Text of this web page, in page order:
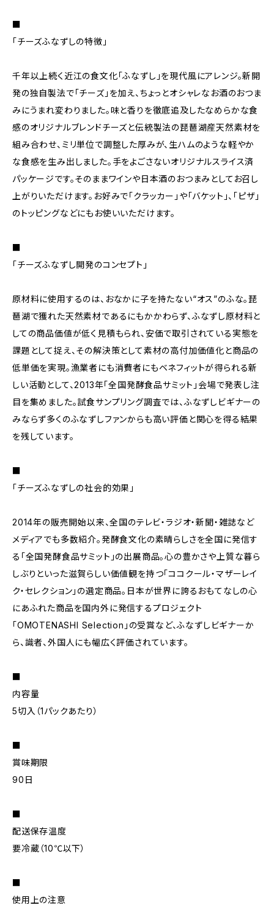
■
「チーズふなずしの特徴」
千年以上続く近江の食文化「ふなずし」を現代風にアレンジ。新開
発の独自製法で「チーズ」を加え、ちょっとオシャレなお酒のおつま
みにうまれ変わりました。味と香りを徹底追及したなめらかな食
感のオリジナルブレンドチーズと伝統製法の琵琶湖産天然素材を
組み合わせ、ミリ単位で調整した厚みが、生ハムのような軽やか
な食感を生み出しました。手をよごさないオリジナルスライス済
パッケージです。そのままワインや日本酒のおつまみとしてお召し
上がりいただけます。お好みで「クラッカー」や「バケット」、「ピザ」
のトッピングなどにもお使いいただけます。
■
「チーズふなずし開発のコンセプト」
原材料に使用するのは、おなかに子を持たない“オス”のふな。琵
琶湖で獲れた天然素材であるにもかかわらず、ふなずし原材料と
しての商品価値が低く見積もられ、安価で取引されている実態を
課題として捉え、その解決策として素材の高付加価値化と商品の
低単価を実現。漁業者にも消費者にもベネフィットが得られる新
しい活動として、2013年「全国発酵食品サミット」会場で発表し注
目を集めました。試食サンプリング調査では、ふなずしビギナーの
みならず多くのふなずしファンからも高い評価と関心を得る結果
を残しています。
■
「チーズふなずしの社会的効果」
2014年の販売開始以来、全国のテレビ・ラジオ・新聞・雑誌など
メディアでも多数紹介。発酵食文化の素晴らしさを全国に発信す
る「全国発酵食品サミット」の出展商品。心の豊かさや上質な暮ら
しぶりといった滋賀らしい価値観を持つ「ココクール・マザーレイ
ク・セレクション」の選定商品。日本が世界に誇るおもてなしの心
にあふれた商品を国内外に発信するプロジェクト
「OMOTENASHI Selection」の受賞など、ふなずしビギナーか
ら、識者、外国人にも幅広く評価されています。
■
内容量
5切入（1パックあたり）
■
賞味期限
90日
■
配送保存温度
要冷蔵（10℃以下）
■
使用上の注意